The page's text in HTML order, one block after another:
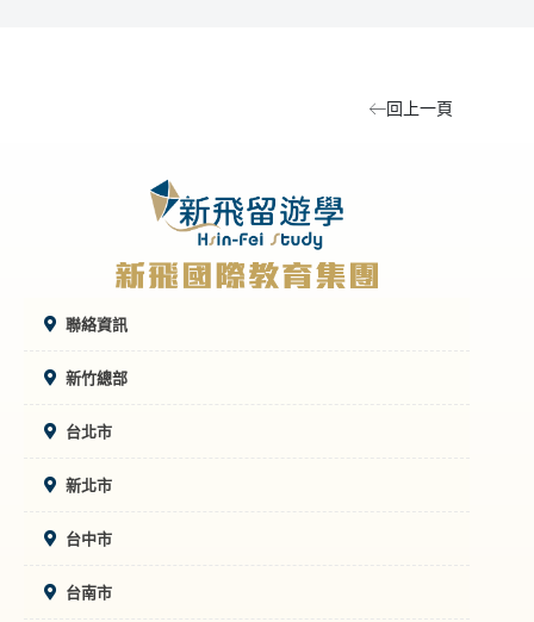
回上一頁
聯絡資訊
新竹總部
台北市
新北市
台中市
台南市